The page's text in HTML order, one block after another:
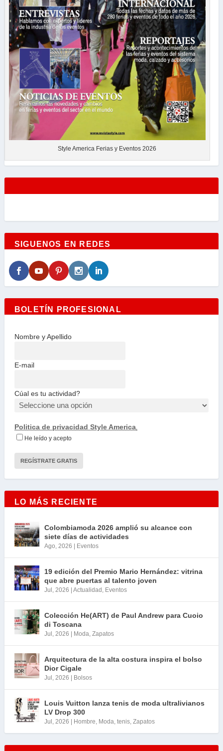
Style America Ferias y Eventos 2026
SIGUENOS EN REDES
BOLETÍN PROFESIONAL
Nombre y Apellido
E-mail
Cúal es tu actividad?
Politica de privacidad Style America.
He leído y acepto
LO MÁS RECIENTE
Colombiamoda 2026 amplió su alcance con
siete días de actividades
Ago, 2026 | Eventos
19 edición del Premio Mario Hernández: vitrina
que abre puertas al talento joven
Jul, 2026 | Actualidad Eventos
Colección He(ART) de Paul Andrew para Cuoio
di Toscana
Jul, 2026 | Moda Zapatos
Arquitectura de la alta costura inspira el bolso
Dior Cigale
Jul, 2026 | Bolsos
Louis Vuitton lanza tenis de moda ultralivianos
LV Drop 300
Jul, 2026 | Hombre Moda tenis, Zapatos